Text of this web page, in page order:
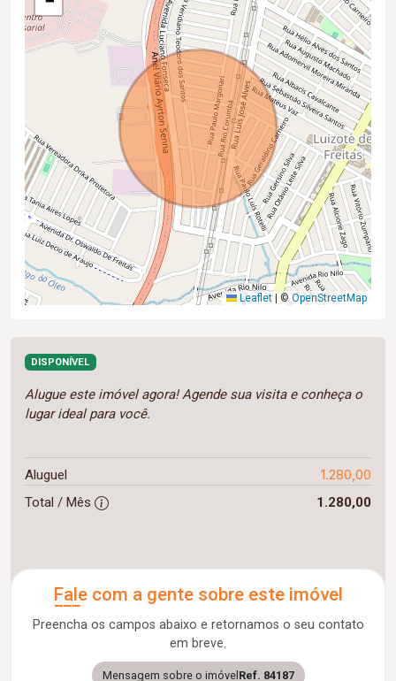
Leaflet | © OpenStreetMap
DISPONÍVEL
Alugue este imóvel agora! Agende sua visita e conheça o
lugar ideal para você.
Aluguel 1.280,00
Total / Mês 1.280,00
Fale com a gente sobre este imóvel
Preencha os campos abaixo e retornamos o seu contato
em breve.
Mensagem sobre o imóvelRef. 84187